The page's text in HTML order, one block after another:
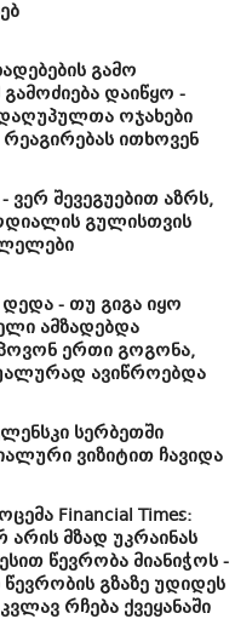
გამო
დაიწყო -
ოჯახები
ითხოვენ
ვერ შევეგუებით აზრს,
გულისთვის
დედა - თუ გიგა იყო
ამზადებდა
ერთი გოგონა,
ავიწროებდა
სერბეთში
ვიზიტით ჩავიდა
Financial Times:
არის მზად უკრაინას
წევრობა მიანიჭოს -
გზაზე უდიდეს
რჩება ქვეყანაში